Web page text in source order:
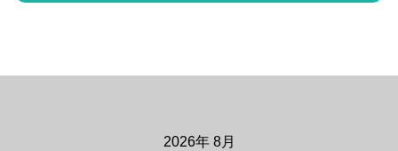
2026年 8月